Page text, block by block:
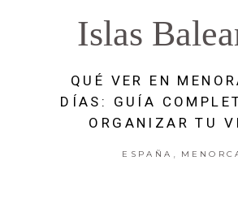
Islas
QUÉ VER EN
DÍAS: GUÍA
ORGANIZAR TU
ESPAÑA